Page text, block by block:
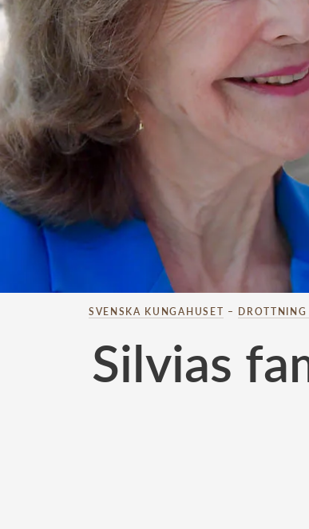
SVENSKA KUNGAHUSET – DROTTNING
Silvias